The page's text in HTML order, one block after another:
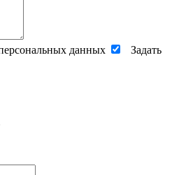
данных
Задать